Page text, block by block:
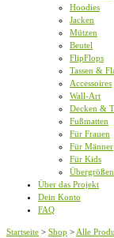
Hoodies
Jacken
Mützen
Beutel
FlipFlops
Tassen &
Accessoires
Wall-Art
Decken &
Fußmatten
Für Frauen
Für Männer
Für Kids
Übergrößen
Über das Projekt
Dein Konto
FAQ
Startseite > Shop > Alle